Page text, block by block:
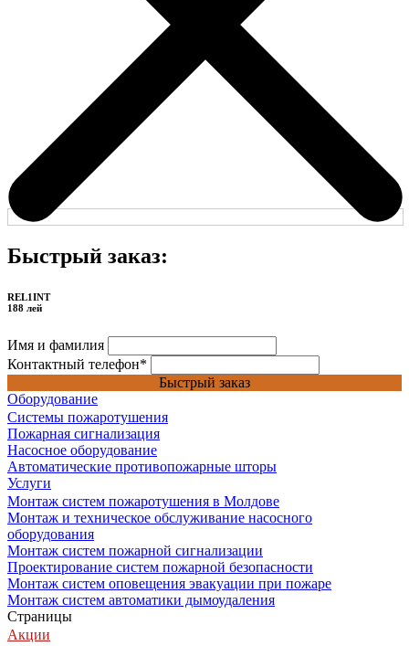
Быстрый заказ:
REL1INT
188 лей
Имя и фамилия
Контактный телефон*
Быстрый заказ
Оборудование
Системы пожаротушения
Пожарная сигнализация
Насосное оборудование
Автоматические противопожарные шторы
Услуги
Монтаж систем пожаротушения в Молдове
Монтаж и техническое обслуживание насосного
оборудования
Монтаж систем пожарной сигнализации
Проектирование систем пожарной безопасности
Монтаж систем оповещения эвакуации при пожаре
Монтаж систем автоматики дымоудаления
Страницы
Акции